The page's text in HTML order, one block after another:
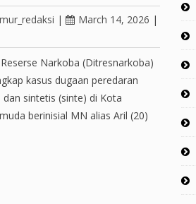
| March 14, 2026 |
Narkoba (Ditresnarkoba)
kasus dugaan peredaran
sintetis (sinte) di Kota
berinisial MN alias Aril (20)